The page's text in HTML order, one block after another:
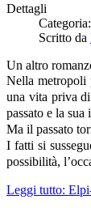
Dettagli
Categoria:
Scritto da
Un altro
Nella metropoli
una vita priva
passato e la
Ma il passato
I fatti si
possibilità,
Leggi tutto: